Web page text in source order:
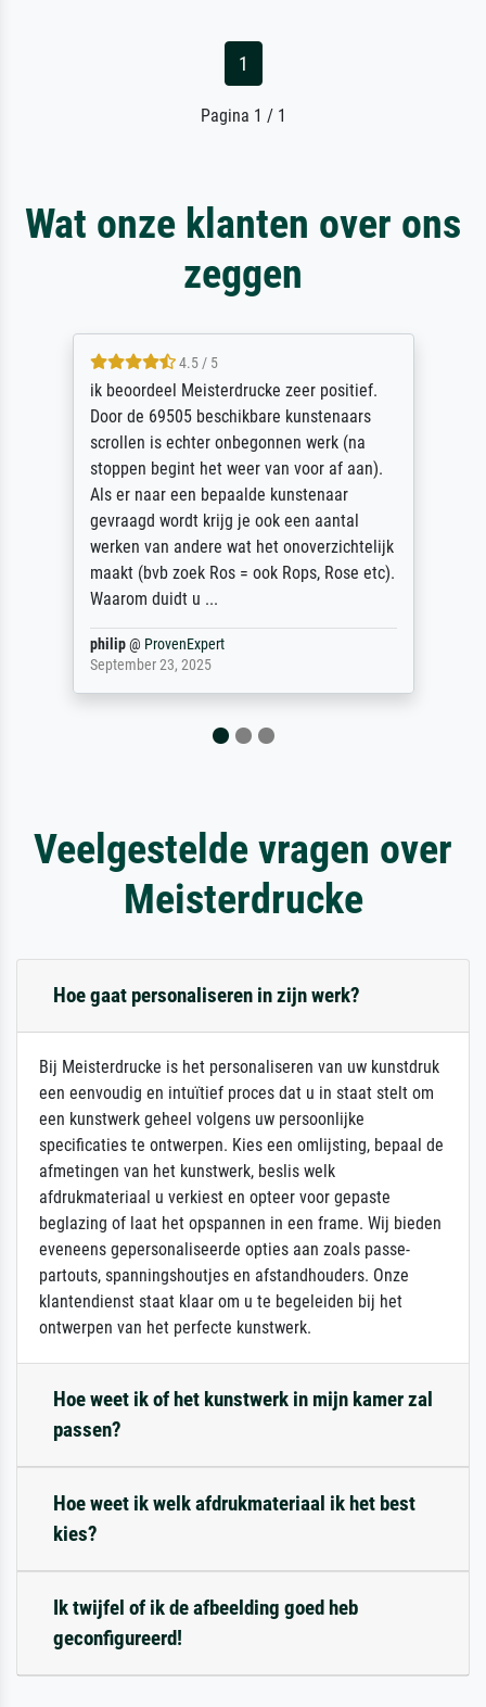
1
Pagina 1 / 1
Wat onze klanten over ons
zeggen
5 / 5
Die Zufriedenheit ist auch nicht dadurch
getrübt, dass das Bild entgegen einer
angegebenen Lieferanschrift (sollte eine
Überraschung für die normannische
Ehefrau sein zum Hochzeits- gleichzeitig
auch Geburtstag sein) doch nach zu Hause
zugestellt wurde.
Jürgen@ProvenExpert
April 22, 2026
Veelgestelde vragen over
Meisterdrucke
Hoe gaat personaliseren in zijn werk?
Bij Meisterdrucke is het personaliseren van uw kunstdruk
een eenvoudig en intuïtief proces dat u in staat stelt om
een kunstwerk geheel volgens uw persoonlijke
specificaties te ontwerpen. Kies een omlijsting, bepaal de
afmetingen van het kunstwerk, beslis welk
afdrukmateriaal u verkiest en opteer voor gepaste
beglazing of laat het opspannen in een frame. Wij bieden
eveneens gepersonaliseerde opties aan zoals passe-
partouts, spanningshoutjes en afstandhouders. Onze
klantendienst staat klaar om u te begeleiden bij het
ontwerpen van het perfecte kunstwerk.
Hoe weet ik of het kunstwerk in mijn kamer zal
passen?
Hoe weet ik welk afdrukmateriaal ik het best
kies?
Ik twijfel of ik de afbeelding goed heb
geconfigureerd!